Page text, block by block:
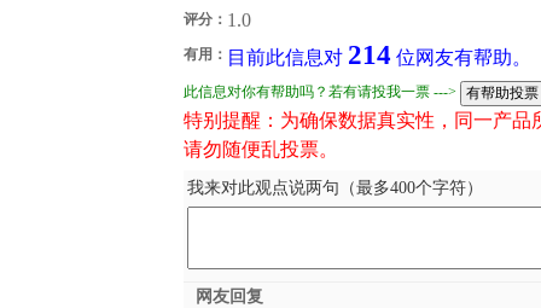
评分： 1.0
有用： 目前此信息对 214 位网友有帮助。
此信息对你有帮助吗？若有请投我一票 --->
特别提醒：为确保数据真实性，同一产
请勿随便乱投票。
我来对此观点说两句（最多400个字符）
网友回复